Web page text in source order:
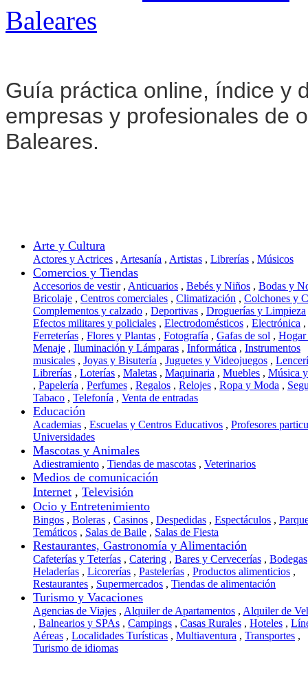
Baleares
Guía práctica online, índice y
empresas y profesionales de
Baleares.
Arte y Cultura
Actores y Actrices , Artesanía , Artistas , Librerías , Músicos
Comercios y Tiendas
Accesorios de vestir, Anticuarios , Bebés y Niños , Bodas y
Bricolaje , Centros comerciales , Climatización , Colchones y
Complementos y calzado , Deportivas , Droguerías y Limpieza
Efectos militares y policiales , Electrodomésticos , Electrónica ,
Ferreterías , Flores y Plantas , Fotografía , Gafas de sol ,
Menaje , Iluminación y Lámparas , Informática , Instrumentos
musicales , Joyas y Bisutería , Juguetes y Videojuegos ,
Librerías , Loterías , Maletas , Maquinaria , Muebles , Música
, Papelería , Perfumes , Regalos , Relojes , Ropa y Moda ,
Tabaco , Telefonía , Venta de entradas
Educación
Academias , Escuelas y Centros Educativos , Profesores
Universidades
Mascotas y Animales
Adiestramiento , Tiendas de mascotas , Veterinarios
Medios de comunicación
Internet , Televisión
Ocio y Entretenimiento
Bingos , Boleras , Casinos , Despedidas , Espectáculos ,
Temáticos , Salas de Baile , Salas de Fiesta
Restaurantes, Gastronomía y Alimentación
Cafeterías y Teterías , Catering , Bares y Cervecerías , Bodegas
Heladerías , Licorerías , Pastelerías , Productos alimenticios ,
Restaurantes , Supermercados , Tiendas de alimentación
Turismo y Vacaciones
Agencias de Viajes , Alquiler de Apartamentos , Alquiler de
, Balnearios y SPAs , Campings , Casas Rurales , Hoteles ,
Aéreas , Localidades Turísticas , Multiaventura , Transportes ,
Turismo de idiomas